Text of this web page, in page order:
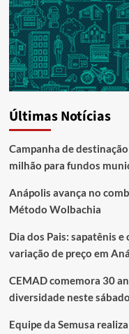
Últimas Notícias
Campanha de
milhão para fundos
Anápolis avança no
Método Wolbachia
Dia dos Pais: sapatênis
variação de preço em
CEMAD comemora 30
diversidade neste
Equipe da Semusa